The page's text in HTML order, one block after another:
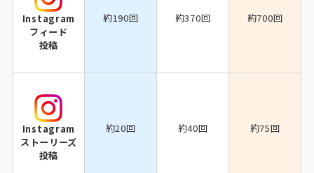
Instagram
フィード
投稿
約190回 約370回 約700回
Instagram
ストーリーズ
投稿
約20回 約40回 約75回